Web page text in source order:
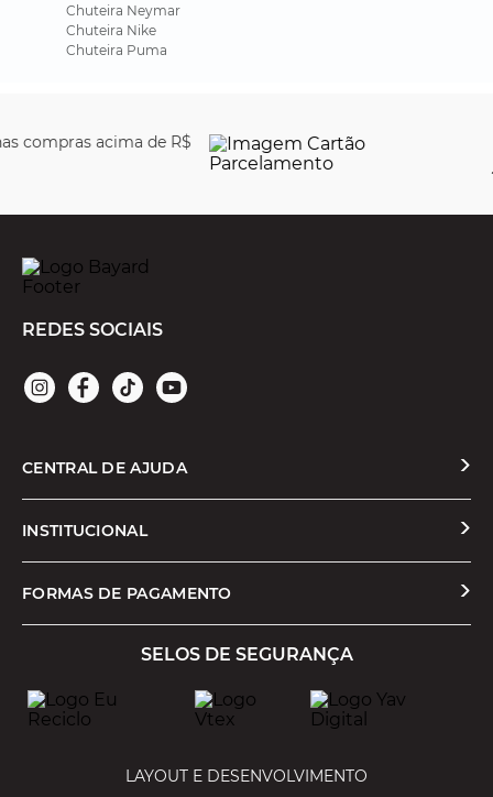
Chuteira Neymar
Chuteira Nike
Chuteira Puma
Parcele em até
juros
REDES SOCIAIS
CENTRAL DE AJUDA
Solicitar Troca ou Devolução
Formas de Pagamento
Cashback
INSTITUCIONAL
Quem Somos
Trabalhe Conosco
Política de Privacidade
FORMAS DE PAGAMENTO
SELOS DE SEGURANÇA
LAYOUT E DESENVOLVIMENTO